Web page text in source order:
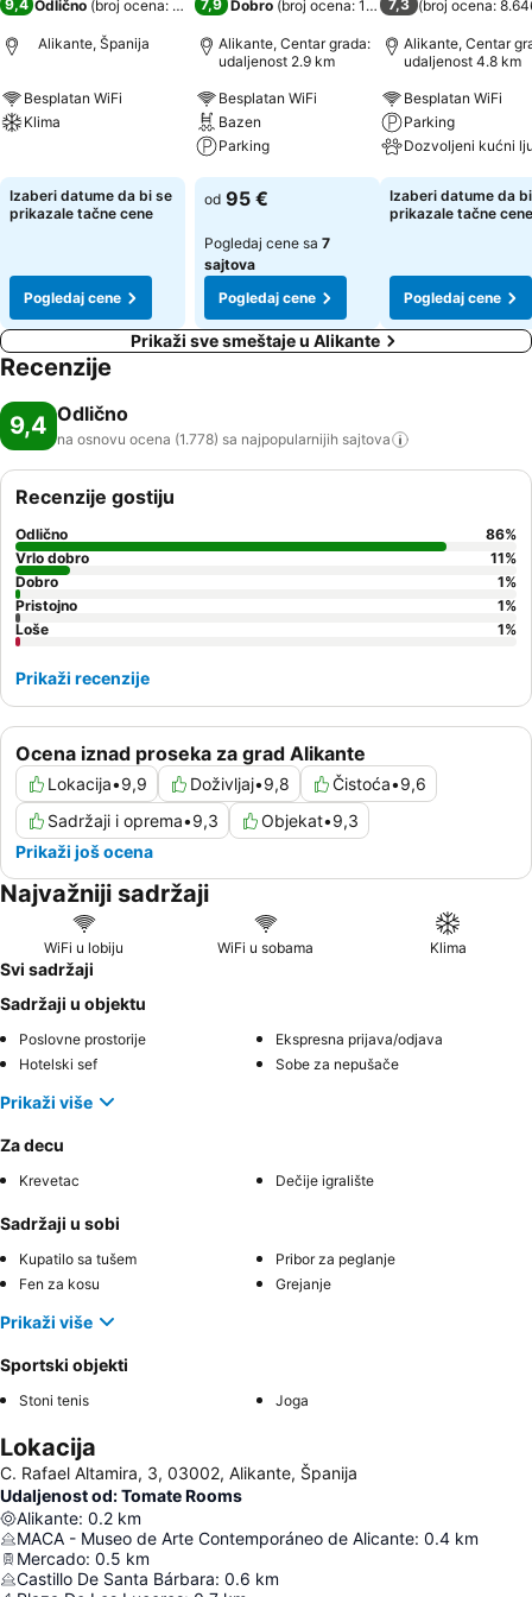
9,4 Odlično (broj ocena: 1.778)
Alikante, Španija
Besplatan WiFi
Klima
Izaberi datume da bi se
prikazale tačne cene
Pogledaj cene
7,9 Dobro (broj ocena: 10.121)
Alikante, Centar grada:
udaljenost 2.9 km
Besplatan WiFi
Bazen
Parking
Pogledaj cene
od 95 €
Pogledaj cene sa 7
sajtova
Pogledaj cene
7,3 (broj ocena:
Alikante, Centar
udaljenost 4.8 km
Besplatan WiFi
Parking
Pogledaj cene
Izaberi datume da
prikazale tačne cene
Pogledaj cene
Prikaži sve smeštaje u Alikante
Recenzije
9,4 Odlično
na osnovu ocena (1.778) sa najpopularnijih sajtova
Ocena iznad proseka za grad Alikante
Lokacija•9,9 Doživljaj•9,8 Čistoća•9,6
Sadržaji i oprema•9,3 Objekat•9,3
Prikaži još ocena
Recenzije gostiju
Odlično 86%
Vrlo dobro
11%
Dobro
1%
Pristojno
1%
Loše
1%
Prikaži recenzije
Najvažniji sadržaji
WiFi u lobiju WiFi u sobama Klima
Svi sadržaji
Sadržaji u objektu
Poslovne prostorije
Ekspresna prijava/odjava
Hotelski sef
Sobe za nepušače
Prikaži više
Za decu
Krevetac Dečije igralište
Sadržaji u sobi
Kupatilo sa tušem
Pribor za peglanje
Fen za kosu
Grejanje
Prikaži više
Sportski objekti
Stoni tenis Joga
Lokacija
C. Rafael Altamira, 3, 03002, Alikante, Španija
Udaljenost od: Tomate Rooms
Alikante: 0.2 km
MACA - Museo de Arte Contemporáneo de Alicante: 0.4 km
Mercado: 0.5 km
Castillo De Santa Bárbara: 0.6 km